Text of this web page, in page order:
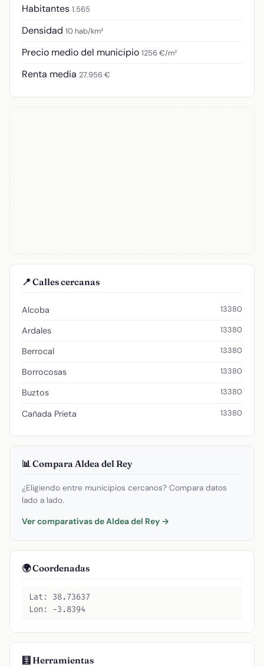
Habitantes 1.565
Densidad 10 hab/km²
Precio medio del municipio 1256 €/m²
Renta media 27.956 €
📍 Calles cercanas
Alcoba 13380
Ardales 13380
Berrocal 13380
Borrocosas 13380
Buztos 13380
Cañada Prieta 13380
📊 Compara Aldea del Rey
¿Eligiendo entre municipios cercanos? Compara datos
lado a lado.
Ver comparativas de Aldea del Rey →
🌍 Coordenadas
Lat: 38.73637
Lon: -3.8394
🧮 Herramientas